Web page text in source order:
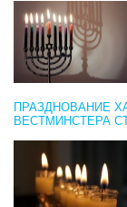
ПРАЗДНОВАНИЕ
ВЕСТМИНСТЕРА